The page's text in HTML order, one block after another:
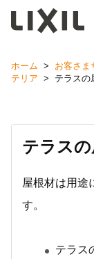
ホーム > お客さま
テリア > テラスの
テラス
屋根材は用途
す。
テラス